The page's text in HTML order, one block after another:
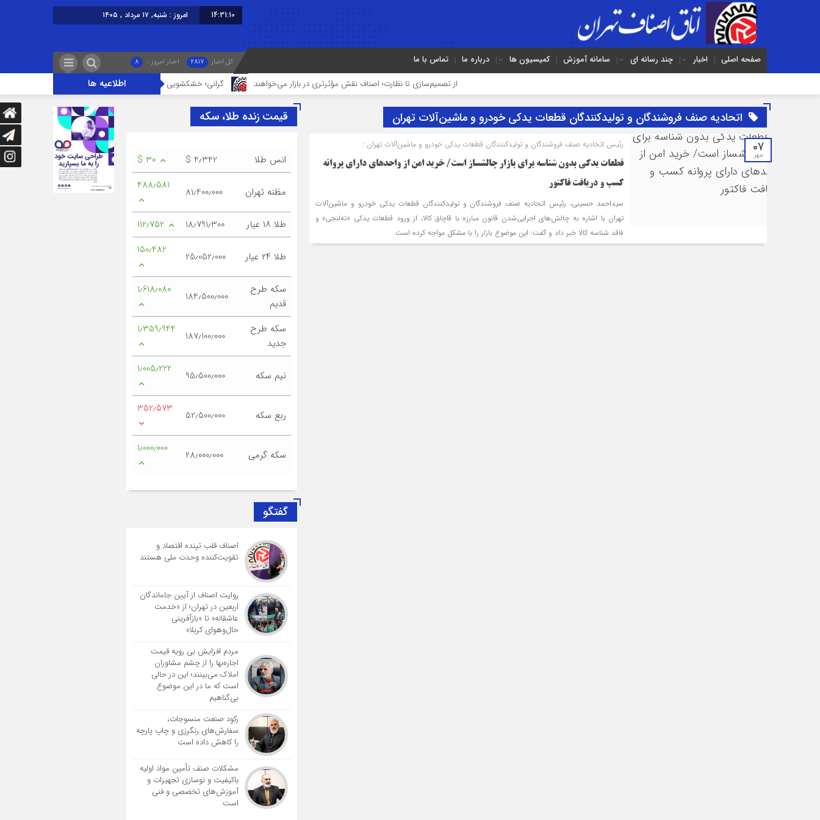
14:31:11 امروز : شنبه, ۱۷ مرداد , ۱۴۰۵
صفحه اصلی اخبار چند رسانه ای سامانه آموزش کمیسیون ها درباره ما تماس با ما کل اخبار 2817 اخبار امروز : 8
اطلاعیه ها از تصمیم‌سازی تا نظارت؛ اصناف نقش مؤثرتری در بازار می‌خواهند گرانی؛ خشکشویی‌ ها را هم زمین‌گیر کرد/ افزایش ۱۱۰درصدی قیمت شوینده کاهش۴۰درصدی تقاضا
اتحادیه صنف فروشندگان و تولیدكنندگان قطعات یدكی خودرو و ماشین‌آلات تهران
07
مهر
رئیس اتحادیه صنف فروشندگان و تولیدكنندگان قطعات یدكی خودرو و ماشین‌آلات تهران :
قطعات یدكی بدون شناسه برای بازار چالش‎ساز است/ خرید امن از واحدهای دارای پروانه
كسب و دریافت فاكتور
سیداحمد حسینی، رئیس اتحادیه صنف فروشندگان و تولیدكنندگان قطعات یدكی خودرو و ماشین‌آلات
تهران با اشاره به چالش‌های اجرایی‌شدن قانون مبارزه با قاچاق كالا، از ورود قطعات یدكی «ته‌لنجی» و
فاقد شناسه كالا خبر داد و گفت: این موضوع بازار را با مشكل مواجه كرده است.
قیمت زنده طلا، سکه
انس طلا $ 4٫342 $ 30
مظنه تهران 81٫400٫000 488٫581
طلا ۱۸ عیار 18٫791٫300 112٫752
طلا ۲۴ عیار 25٫052٫000 150٫482
سکه طرح
قدیم
184٫500٫000 1٫618٫080
سکه طرح
جدید
187٫100٫000 1٫359٫944
نیم سکه 95٫500٫000 1٫005٫222
ربع سکه 52٫500٫000 352٫573
سکه گرمی 28٫000٫000 1٫000٫000
گفتگو
اصناف قلب تپنده اقتصاد و
تقویت‌کننده وحدت ملی هستند
روایت اصناف از آیین جاماندگان
اربعین در تهران؛ از «خدمت
عاشقانه» تا «بازآفرینی
حال‌وهوای کربلا»
مردم افزایش بی رویه قیمت
اجاره‌بها را از چشم مشاوران
املاک می‌بینند؛ این در حالی
است که ما در این موضوع
بی‌گناهیم
رکود صنعت منسوجات،
سفارش‌های رنگرزی و چاپ پارچه
را کاهش داده است
مشکلات صنف تأمین مواد اولیه
باکیفیت و نوسازی تجهیزات و
آموزش‌های تخصصی و فنی
است